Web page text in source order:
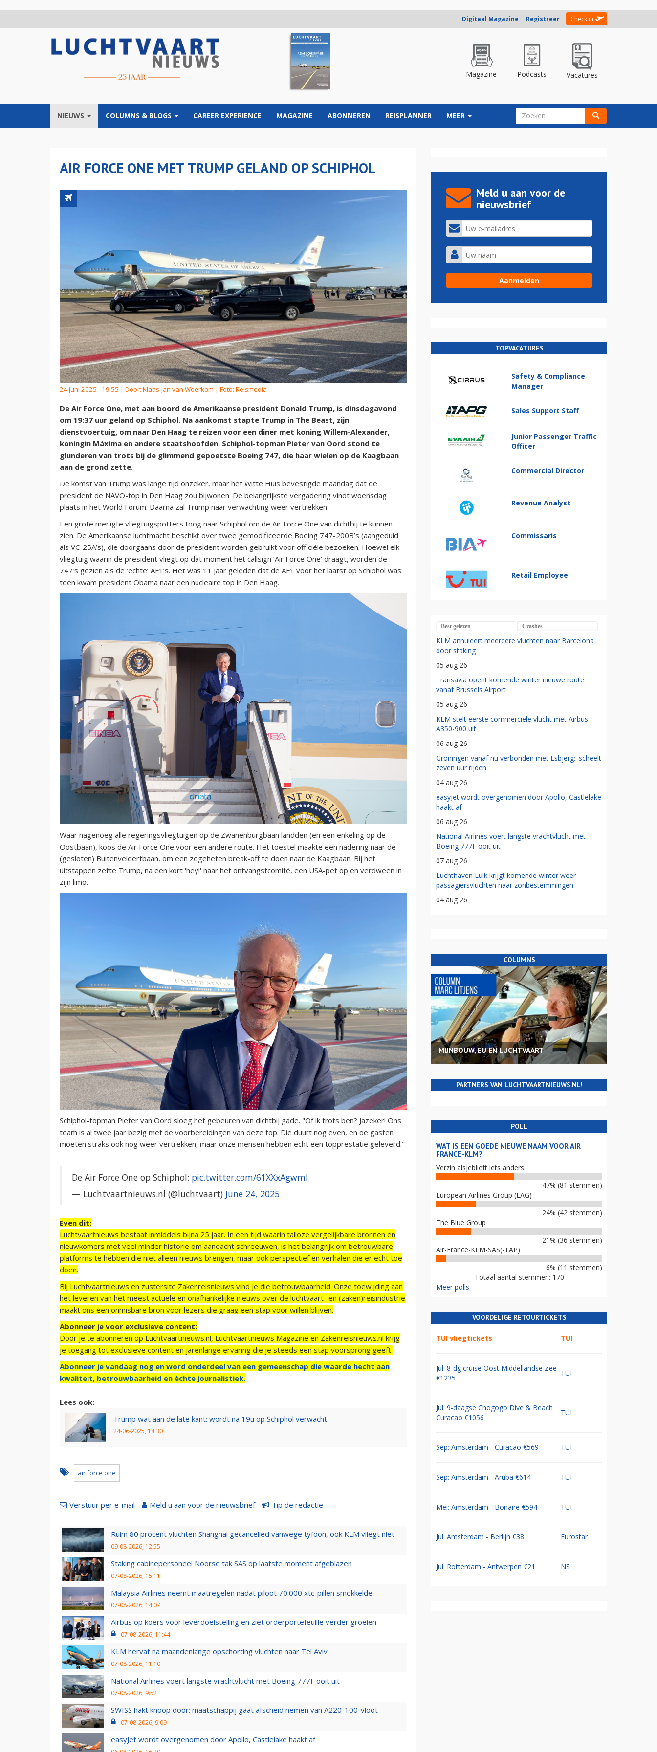
Digitaal Magazine Registreer Check in
Magazine Podcasts Vacatures
NIEUWS COLUMNS & BLOGS CAREER EXPERIENCE MAGAZINE ABONNEREN REISPLANNER MEER ZOEKVELD
AIR FORCE ONE MET TRUMP GELAND OP SCHIPHOL
24 juni 2025 - 19:55 | Door: Klaas-Jan van Woerkom | Foto: Reismedia
De Air Force One, met aan boord de Amerikaanse president Donald Trump, is dinsdagavond
om 19:37 uur geland op Schiphol. Na aankomst stapte Trump in The Beast, zijn
dienstvoertuig, om naar Den Haag te reizen voor een diner met koning Willem-Alexander,
koningin Máxima en andere staatshoofden. Schiphol-topman Pieter van Oord stond te
glunderen van trots bij de glimmend gepoetste Boeing 747, die haar wielen op de Kaagbaan
aan de grond zette.
De komst van Trump was lange tijd onzeker, maar het Witte Huis bevestigde maandag dat de
president de NAVO-top in Den Haag zou bijwonen. De belangrijkste vergadering vindt woensdag
plaats in het World Forum. Daarna zal Trump naar verwachting weer vertrekken.
Een grote menigte vliegtuigspotters toog naar Schiphol om de Air Force One van dichtbij te kunnen
zien. De Amerikaanse luchtmacht beschikt over twee gemodificeerde Boeing 747-200B’s (aangeduid
als VC-25A’s), die doorgaans door de president worden gebruikt voor officiële bezoeken. Hoewel elk
vliegtuig waarin de president vliegt op dat moment het callsign ‘Air Force One’ draagt, worden de
747’s gezien als de ‘echte’ AF1’s. Het was 11 jaar geleden dat de AF1 voor het laatst op Schiphol was:
toen kwam president Obama naar een nucleaire top in Den Haag.
Waar nagenoeg alle regeringsvliegtuigen op de Zwanenburgbaan landden (en een enkeling op de
Oostbaan), koos de Air Force One voor een andere route. Het toestel maakte een nadering naar de
(gesloten) Buitenveldertbaan, om een zogeheten break-off te doen naar de Kaagbaan. Bij het
uitstappen zette Trump, na een kort 'hey!' naar het ontvangstcomité, een USA-pet op en verdween in
zijn limo.
Schiphol-topman Pieter van Oord sloeg het gebeuren van dichtbij gade. "Of ik trots ben? Jazeker! Ons
team is al twee jaar bezig met de voorbereidingen van deze top. Die duurt nog even, en de gasten
moeten straks ook nog weer vertrekken, maar onze mensen hebben echt een topprestatie geleverd."
De Air Force One op Schiphol: pic.twitter.com/61XXxAgwmI
— Luchtvaartnieuws.nl (@luchtvaart) June 24, 2025
Even dit:
Luchtvaartnieuws bestaat inmiddels bijna 25 jaar. In een tijd waarin talloze vergelijkbare bronnen en
nieuwkomers met veel minder historie om aandacht schreeuwen, is het belangrijk om betrouwbare
platforms te hebben die niet alleen nieuws brengen, maar ook perspectief en verhalen die er echt toe
doen.
Bij Luchtvaartnieuws en zustersite Zakenreisnieuws vind je die betrouwbaarheid. Onze toewijding aan
het leveren van het meest actuele en onafhankelijke nieuws over de luchtvaart- en (zaken)reisindustrie
maakt ons een onmisbare bron voor lezers die graag een stap voor willen blijven.
Abonneer je voor exclusieve content:
Door je te abonneren op Luchtvaartnieuws.nl, Luchtvaartnieuws Magazine en Zakenreisnieuws.nl krijg
je toegang tot exclusieve content en jarenlange ervaring die je steeds een stap voorsprong geeft.
Abonneer je vandaag nog en word onderdeel van een gemeenschap die waarde hecht aan
kwaliteit, betrouwbaarheid en échte journalistiek.
Lees ook:
Trump wat aan de late kant: wordt na 19u op Schiphol verwacht
24-06-2025, 14:30
air force one
Verstuur per e-mail Meld u aan voor de nieuwsbrief Tip de redactie
Ruim 80 procent vluchten Shanghai gecancelled vanwege tyfoon, ook KLM vliegt niet
09-08-2026, 12:55
Staking cabinepersoneel Noorse tak SAS op laatste moment afgeblazen
07-08-2026, 15:11
Malaysia Airlines neemt maatregelen nadat piloot 70.000 xtc-pillen smokkelde
07-08-2026, 14:07
Airbus op koers voor leverdoelstelling en ziet orderportefeuille verder groeien
07-08-2026, 11:44
KLM hervat na maandenlange opschorting vluchten naar Tel Aviv
07-08-2026, 11:10
National Airlines voert langste vrachtvlucht met Boeing 777F ooit uit
07-08-2026, 9:52
SWISS hakt knoop door: maatschappij gaat afscheid nemen van A220-100-vloot
07-08-2026, 9:09
easyJet wordt overgenomen door Apollo, Castlelake haakt af
Meld u aan voor de
nieuwsbrief
TOPVACATURES
Safety & Compliance
Manager
Sales Support Staff
Junior Passenger Traffic
Officer
Commercial Director
Revenue Analyst
Commissaris
Retail Employee
Best gelezen Crashes
KLM annuleert meerdere vluchten naar Barcelona
door staking
05 aug 26
Transavia opent komende winter nieuwe route
vanaf Brussels Airport
05 aug 26
KLM stelt eerste commerciële vlucht met Airbus
A350-900 uit
06 aug 26
Groningen vanaf nu verbonden met Esbjerg: 'scheelt
zeven uur rijden'
04 aug 26
easyJet wordt overgenomen door Apollo, Castlelake
haakt af
06 aug 26
National Airlines voert langste vrachtvlucht met
Boeing 777F ooit uit
07 aug 26
Luchthaven Luik krijgt komende winter weer
passagiersvluchten naar zonbestemmingen
04 aug 26
COLUMNS
MIJNBOUW, EU EN LUCHTVAART
PARTNERS VAN LUCHTVAARTNIEUWS.NL!
POLL
WAT IS EEN GOEDE NIEUWE NAAM VOOR AIR
FRANCE-KLM?
Verzin alsjeblieft iets anders
47% (81 stemmen)
European Airlines Group (EAG)
24% (42 stemmen)
The Blue Group
21% (36 stemmen)
Air-France-KLM-SAS(-TAP)
6% (11 stemmen)
Totaal aantal stemmen: 170
Meer polls
VOORDELIGE RETOURTICKETS
TUI vliegtickets TUI
Jul: 8-dg cruise Oost Middellandse Zee
€1235
TUI
Jul: 9-daagse Chogogo Dive & Beach
Curacao €1056
TUI
Sep: Amsterdam - Curacao €569 TUI
Sep: Amsterdam - Aruba €614 TUI
Mei: Amsterdam - Bonaire €594 TUI
Jul: Amsterdam - Berlijn €38 Eurostar
Jul: Rotterdam - Antwerpen €21 NS